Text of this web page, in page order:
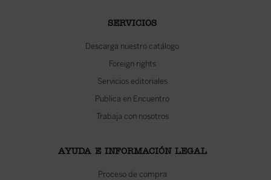
SERVICIOS
Descarga nuestro catálogo
Foreign rights
Servicios editoriales
Publica en Encuentro
Trabaja con nosotros
AYUDA E INFORMACIÓN LEGAL
Proceso de compra